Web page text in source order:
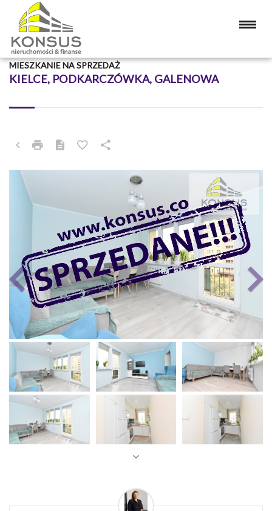
KIELCE, PODKARCZÓWKA, GALENOWA
MIESZKANIE NA SPRZEDAŻ